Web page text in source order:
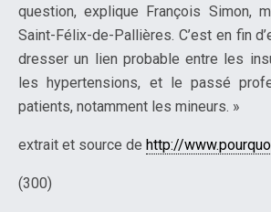
question, explique François Simon,
Saint-Félix-de-Pallières. C’est en fin
dresser un lien probable entre les
les hypertensions, et le passé
patients, notamment les mineurs. »
extrait et source de http://
(300)